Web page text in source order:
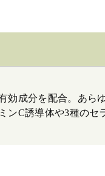
効成分を配合。あら
ンC誘導体や3種のセ